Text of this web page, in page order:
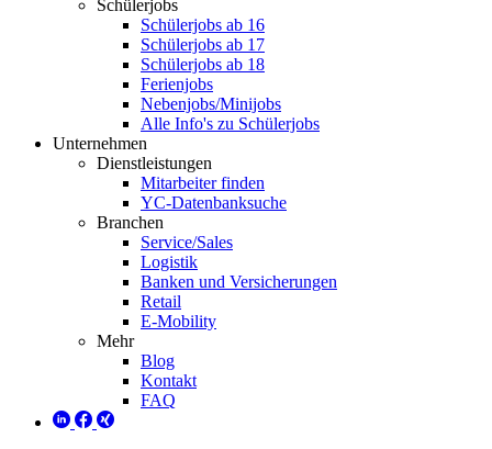
Schülerjobs
Schülerjobs ab 16
Schülerjobs ab 17
Schülerjobs ab 18
Ferienjobs
Nebenjobs/Minijobs
Alle Info's zu Schülerjobs
Unternehmen
Dienstleistungen
Mitarbeiter finden
YC-Datenbanksuche
Branchen
Service/Sales
Logistik
Banken und Versicherungen
Retail
E-Mobility
Mehr
Blog
Kontakt
FAQ